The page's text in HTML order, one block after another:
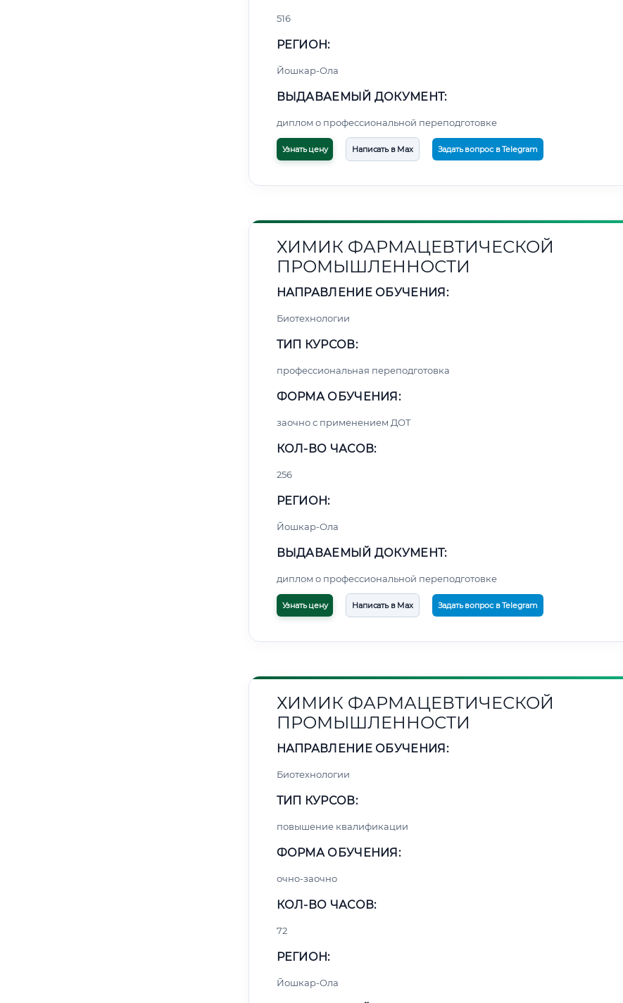
516
РЕГИОН:
Йошкар-Ола
ВЫДАВАЕМЫЙ ДОКУМЕНТ:
диплом о профессиональной переподготовке
Узнать цену Написать в Max Задать вопрос в Telegram
ХИМИК ФАРМАЦЕВТИЧЕСКОЙ
ПРОМЫШЛЕННОСТИ
НАПРАВЛЕНИЕ ОБУЧЕНИЯ:
Биотехнологии
ТИП КУРСОВ:
профессиональная переподготовка
ФОРМА ОБУЧЕНИЯ:
заочно с применением ДОТ
КОЛ-ВО ЧАСОВ:
256
РЕГИОН:
Йошкар-Ола
ВЫДАВАЕМЫЙ ДОКУМЕНТ:
диплом о профессиональной переподготовке
Узнать цену Написать в Max Задать вопрос в Telegram
ХИМИК ФАРМАЦЕВТИЧЕСКОЙ
ПРОМЫШЛЕННОСТИ
НАПРАВЛЕНИЕ ОБУЧЕНИЯ:
Биотехнологии
ТИП КУРСОВ:
повышение квалификации
ФОРМА ОБУЧЕНИЯ:
очно-заочно
КОЛ-ВО ЧАСОВ:
72
РЕГИОН:
Йошкар-Ола